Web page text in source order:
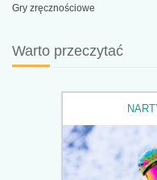
Gry zręcznościowe
Warto przeczytać